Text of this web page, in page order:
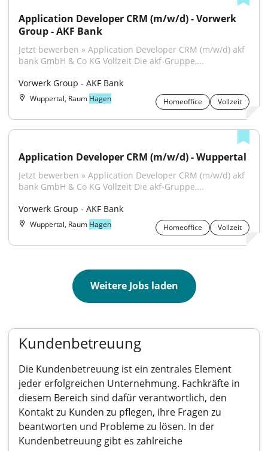
Application Developer CRM (m/w/d) - Vorwerk
Group - AKF Bank
Jetzt bewerben » Application Developer CRM (m/w/d) akf
bank GmbH & Co KG Vollzeit Die akf-Gruppe,...
Vorwerk Group - AKF Bank
Wuppertal, Raum Hagen Homeoffice Vollzeit
Application Developer CRM (m/w/d) - Wuppertal
Jetzt bewerben » Application Developer CRM (m/w/d) akf
bank GmbH & Co KG Vollzeit Die akf-Gruppe,...
Vorwerk Group - AKF Bank
Wuppertal, Raum Hagen Homeoffice Vollzeit
Weitere Jobs laden
Kundenbetreuung
Die Kundenbetreuung ist ein zentrales Element
jeder erfolgreichen Unternehmung. Fachkräfte in
diesem Bereich sind dafür verantwortlich, den
Kontakt zu Kunden zu pflegen, ihre Fragen zu
beantworten und Probleme zu lösen. In der
Kundenbetreuung gibt es zahlreiche